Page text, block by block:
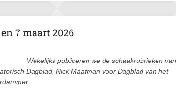
7 maart 2026
Wekelijks publiceren we de schaakrubrieken van
Dagblad, Nick Maatman voor Dagblad van het